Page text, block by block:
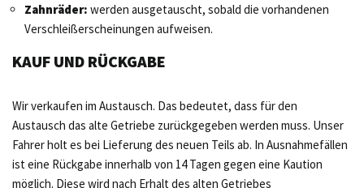
Zahnräder: werden ausgetauscht, sobald die vorhandenen
Verschleißerscheinungen aufweisen.
KAUF UND RÜCKGABE
Wir verkaufen im Austausch. Das bedeutet, dass für den
Austausch das alte Getriebe zurückgegeben werden muss. Unser
Fahrer holt es bei Lieferung des neuen Teils ab. In Ausnahmefällen
ist eine Rückgabe innerhalb von 14 Tagen gegen eine Kaution
möglich. Diese wird nach Erhalt des alten Getriebes